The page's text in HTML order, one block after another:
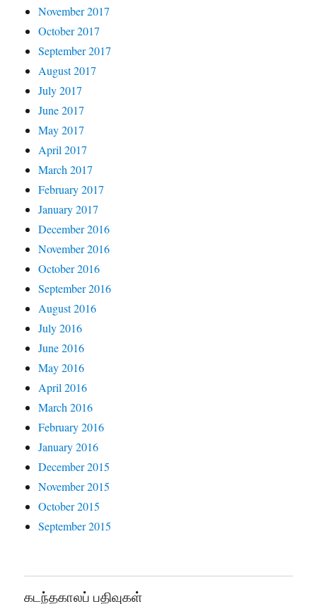
November 2017
October 2017
September 2017
August 2017
July 2017
June 2017
May 2017
April 2017
March 2017
February 2017
January 2017
December 2016
November 2016
October 2016
September 2016
August 2016
July 2016
June 2016
May 2016
April 2016
March 2016
February 2016
January 2016
December 2015
November 2015
October 2015
September 2015
கடந்தகாலப் பதிவுகள்